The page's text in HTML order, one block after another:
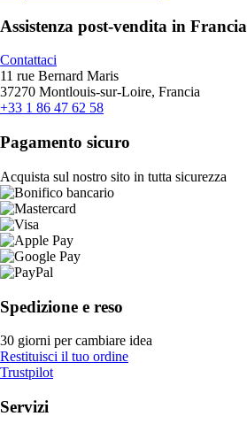
Assistenza post-vendita in Francia
Contattaci
11 rue Bernard Maris
37270 Montlouis-sur-Loire, Francia
+33 1 86 47 62 58
Pagamento sicuro
Acquista sul nostro sito in tutta sicurezza
Spedizione e reso
30 giorni per cambiare idea
Restituisci il tuo ordine
Trustpilot
Servizi